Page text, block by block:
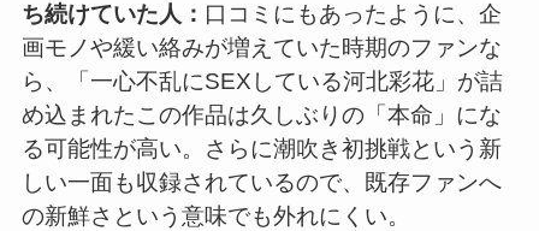
ち続けていた人： 口コミにもあったように、企
画モノや緩い絡みが増えていた時期のファンな
ら、「一心不乱にSEXしている河北彩花」が詰
め込まれたこの作品は久しぶりの「本命」にな
る可能性が高い。さらに潮吹き初挑戦という新
しい一面も収録されているので、既存ファンへ
の新鮮さという意味でも外れにくい。